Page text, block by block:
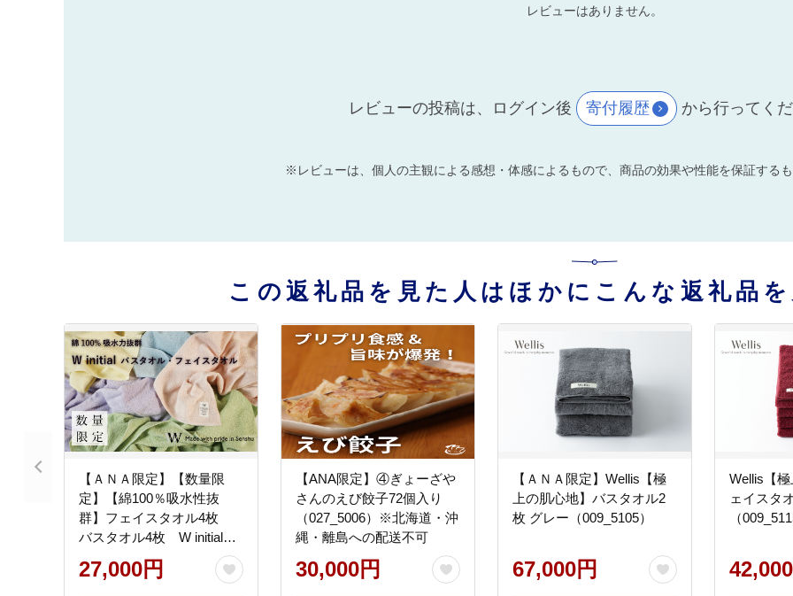
レビューはありません。
レビューの投稿は、ログイン後 寄付履歴 から行ってくだ
※レビューは、個人の主観による感想・体感によるもので、商品の効果や性能を保証するも
この返礼品を見た人はほかにこんな返礼品を
【ＡＮＡ限定】【数量限
定】【綿100％吸水性抜
群】フェイスタオル4枚
バスタオル4枚 W initialピ
ースフルカラー
（009_5208）
27,000円
【ANA限定】④ぎょーざや
さんのえび餃子72個入り
（027_5006）※北海道・沖
縄・離島への配送不可
30,000円
【ＡＮＡ限定】Wellis【極
上の肌心地】バスタオル2
枚 グレー（009_5105）
67,000円
Wellis【
ェイスタ
（